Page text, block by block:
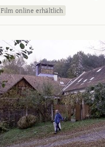
Film online erhältlich